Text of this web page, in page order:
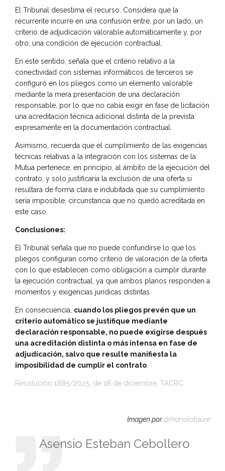
El Tribunal desestima el recurso. Considera que la
recurrente incurre en una confusión entre, por un lado, un
criterio de adjudicación valorable automáticamente y, por
otro, una condición de ejecución contractual.
En este sentido, señala que el criterio relativo a la
conectividad con sistemas informáticos de terceros se
configuró en los pliegos como un elemento valorable
mediante la mera presentación de una declaración
responsable, por lo que no cabía exigir en fase de licitación
una acreditación técnica adicional distinta de la prevista
expresamente en la documentación contractual.
Asimismo, recuerda que el cumplimiento de las exigencias
técnicas relativas a la integración con los sistemas de la
Mutua pertenece, en principio, al ámbito de la ejecución del
contrato, y solo justificaría la exclusión de una oferta si
resultara de forma clara e indubitada que su cumplimiento
sería imposible, circunstancia que no quedó acreditada en
este caso.
Conclusiones:
El Tribunal señala que no puede confundirse lo que los
pliegos configuran como criterio de valoración de la oferta
con lo que establecen como obligación a cumplir durante
la ejecución contractual, ya que ambos planos responden a
momentos y exigencias jurídicas distintas.
En consecuencia, cuando los pliegos prevén que un
criterio automático se justifique mediante
declaración responsable, no puede exigirse después
una acreditación distinta o más intensa en fase de
adjudicación, salvo que resulte manifiesta la
imposibilidad de cumplir el contrato
Resolución 1885/2025, de 18 de diciembre, TACRC
Imagen por@manolotaure
Asensio Esteban Cebollero